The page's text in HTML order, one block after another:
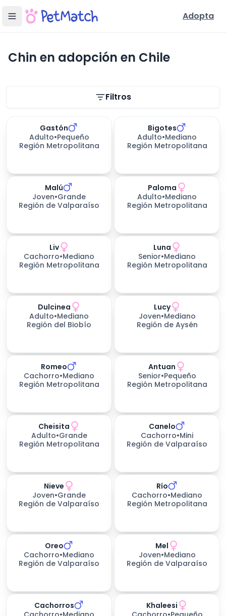
Adopta
Chin en adopción en Chile
Filtros
Gastón
Adulto•Pequeño
Región Metropolitana
Bigotes
Adulto•Mediano
Región Metropolitana
Malú
Joven•Grande
Región de Valparaíso
Paloma
Adulto•Mediano
Región Metropolitana
Liv
Cachorro•Mediano
Región Metropolitana
Luna
Senior•Mediano
Región Metropolitana
Dulcinea
Adulto•Mediano
Región del Biobío
Lucy
Joven•Mediano
Región de Aysén
Romeo
Cachorro•Mediano
Región Metropolitana
Antuan
Senior•Pequeño
Región Metropolitana
Cheisita
Adulto•Grande
Región Metropolitana
Canelo
Cachorro•Mini
Región de Valparaíso
días esperando
Nieve
Joven•Grande
Región de Valparaíso
Río
Cachorro•Mediano
Región Metropolitana
Oreo
Cachorro•Mediano
Región de Valparaíso
Mel
Joven•Mediano
Región de Valparaíso
Cachorros
Khaleesi